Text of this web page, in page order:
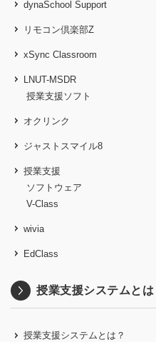
dynaSchool Support
リモコン倶楽部Z
xSync Classroom
LNUT-MSDR
授業支援ソフト
オクリンク
ジャストスマイル8
授業支援
ソフトウェア
V-Class
wivia
EdClass
授業支援システムとは
授業支援システムとは？